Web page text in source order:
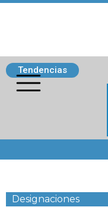
Tendencias
Designaciones